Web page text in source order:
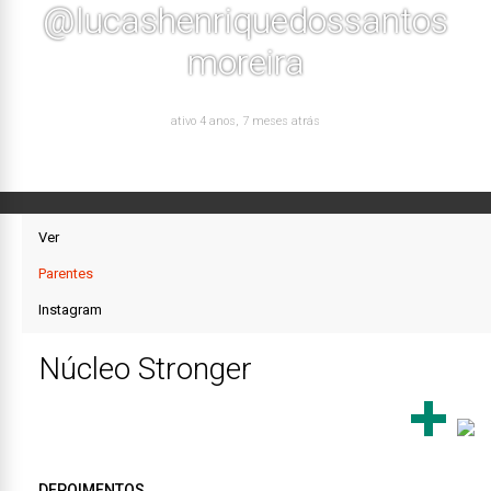
@lucashenriquedossantos
moreira
ativo 4 anos, 7 meses atrás
Ver
Parentes
Instagram
Núcleo Stronger